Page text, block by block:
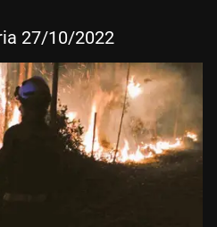
27/10/2022